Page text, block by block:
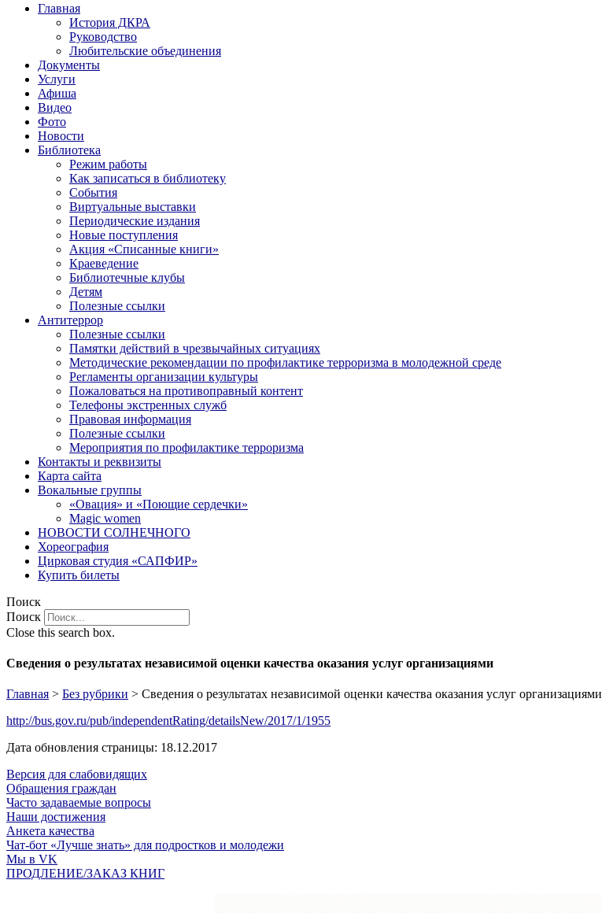
Главная
История ДКРА
Руководство
Любительские объединения
Документы
Услуги
Афиша
Видео
Фото
Новости
Библиотека
Режим работы
Как записаться в библиотеку
События
Виртуальные выставки
Периодические издания
Новые поступления
Акция «Списанные книги»
Краеведение
Библиотечные клубы
Детям
Полезные ссылки
Антитеррор
Полезные ссылки
Памятки действий в чрезвычайных ситуациях
Методические рекомендации по профилактике терроризма в молодежной среде
Регламенты организации культуры
Пожаловаться на противоправный контент
Телефоны экстренных служб
Правовая информация
Полезные ссылки
Мероприятия по профилактике терроризма
Контакты и реквизиты
Карта сайта
Вокальные группы
«Овация» и «Поющие сердечки»
Magic women
НОВОСТИ СОЛНЕЧНОГО
Хореография
Цирковая студия «САПФИР»
Купить билеты
Поиск
Поиск
Close this search box.
Сведения о результатах независимой оценки качества оказания услуг организациями
Главная > Без рубрики > Сведения о результатах независимой оценки качества оказания услуг организациями
http://bus.gov.ru/pub/independentRating/detailsNew/2017/1/1955
Дата обновления страницы: 18.12.2017
Версия для слабовидящих
Обращения граждан
Часто задаваемые вопросы
Наши достижения
Анкета качества
Чат-бот «Лучше знать» для подростков и молодежи
Мы в VK
ПРОДЛЕНИЕ/ЗАКАЗ КНИГ